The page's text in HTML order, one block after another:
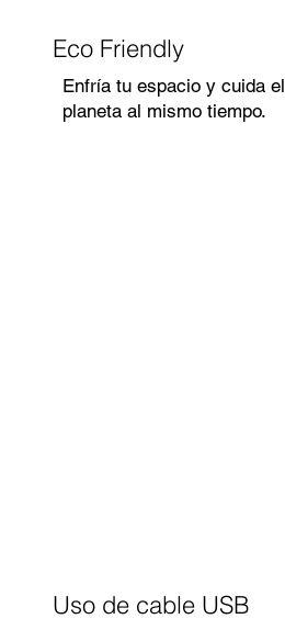
Eco Friendly
Enfría tu espacio y cuida el
planeta al mismo tiempo.
Uso de cable USB